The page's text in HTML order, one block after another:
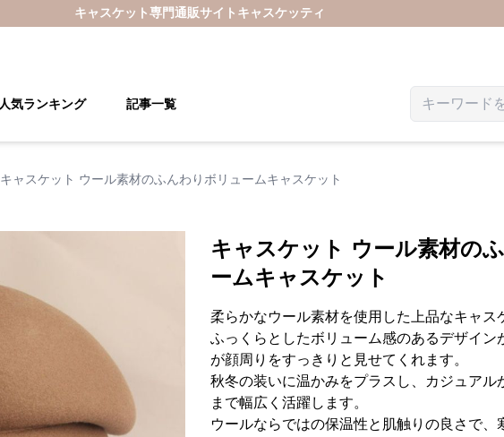
キャスケット専門通販サイト キャスケッティ
人気ランキング 記事一覧
キャスケット ウール素材のふんわりボリュームキャスケット
キャスケット ウール素材の
ームキャスケット
柔らかなウール素材を使用した上品なキャス
ふっくらとしたボリューム感のあるデザイン
が顔周りをすっきりと見せてくれます。
秋冬の装いに温かみをプラスし、カジュアル
まで幅広く活躍します。
ウールならではの保温性と肌触りの良さで、